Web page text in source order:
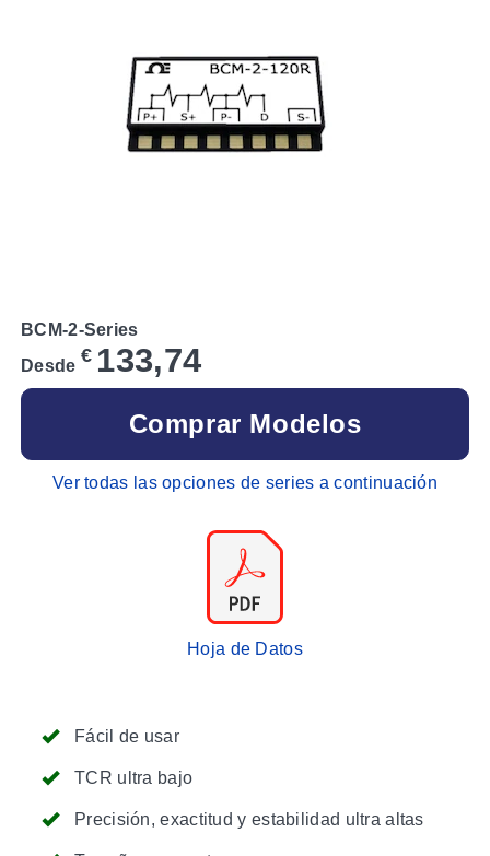
Fácil de usar
TCR ultra bajo
Precisión, exactitud y estabilidad ultra altas
BCM-2-Series
Desde € 133,74
Comprar Modelos
Ver todas las opciones de series a continuación
Hoja de Datos